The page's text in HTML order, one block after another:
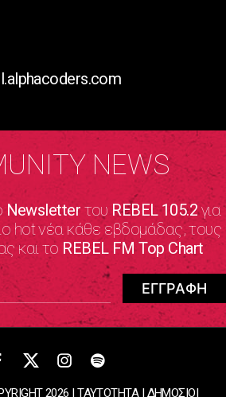
NEWS
NewsletterτουREBEL 105.2για
hot νέα κάθε εβδομάδας, τους
και το REBEL FM Top Chart
2026 |ΤΑΥΤΟΤΗΤΑ| ΔΗΜΟΣΙΟΙ